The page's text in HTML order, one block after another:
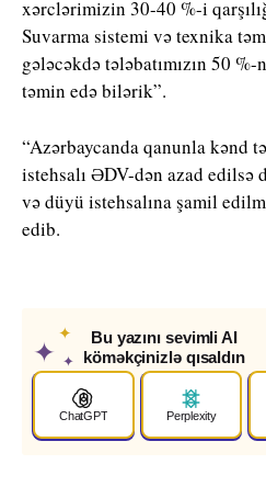
xərclərimizin 30-40 %-i
Suvarma sistemi və texnika
gələcəkdə tələbatımızın 50
təmin edə bilərik”.
“Azərbaycanda qanunla kənd
istehsalı ƏDV-dən azad
və düyü istehsalına şamil
edib.
✦
✦
✦
Bu yazını sevimli AI
köməkçinizlə qısaldın
ChatGPT Perplexity